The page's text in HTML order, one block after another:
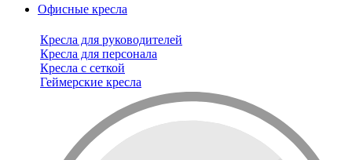
Офисные кресла
Кресла для руководителей
Кресла для персонала
Кресла с сеткой
Геймерские кресла